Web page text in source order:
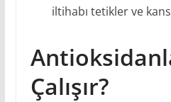
iltihabı tetikler ve
Çalışır?